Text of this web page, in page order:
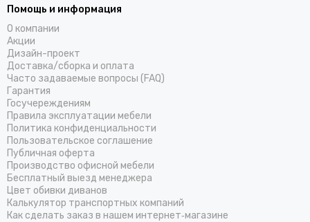
Помощь и информация
О компании
Акции
Дизайн-проект
Доставка/cборка и оплата
Часто задаваемые вопросы (FAQ)
Гарантия
Госучереждениям
Правила эксплуатации мебели
Политика конфиденциальности
Пользовательское соглашение
Публичная оферта
Производство офисной мебели
Бесплатный выезд менеджера
Цвет обивки диванов
Калькулятор транспортных компаний
Как сделать заказ в нашем интернет‑магазине